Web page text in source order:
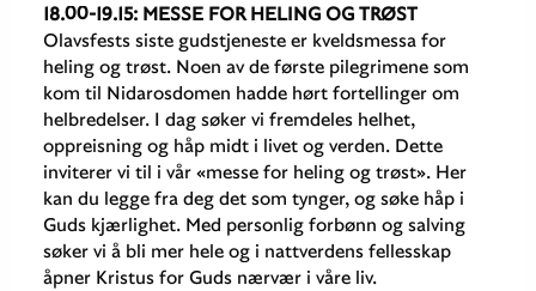
18.00-19.15: MESSE FOR HELING OG TRØST
Olavsfests siste gudstjeneste er kveldsmessa for
heling og trøst. Noen av de første pilegrimene som
kom til Nidarosdomen hadde hørt fortellinger om
helbredelser. I dag søker vi fremdeles helhet,
oppreisning og håp midt i livet og verden. Dette
inviterer vi til i vår «messe for heling og trøst». Her
kan du legge fra deg det som tynger, og søke håp i
Guds kjærlighet. Med personlig forbønn og salving
søker vi å bli mer hele og i nattverdens fellesskap
åpner Kristus for Guds nærvær i våre liv.